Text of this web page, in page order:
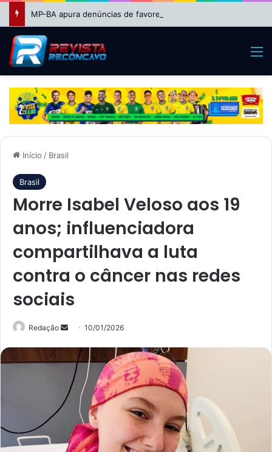
Início / Brasil
Brasil
Morre Isabel Veloso aos 19
anos; influenciadora
compartilhava a luta
contra o câncer nas redes
sociais
Redação
Mande
mail
10/01/2026